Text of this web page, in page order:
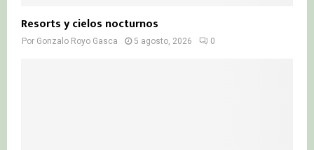
Resorts y cielos nocturnos
Por Gonzalo Royo Gasca 5 agosto, 2026 0